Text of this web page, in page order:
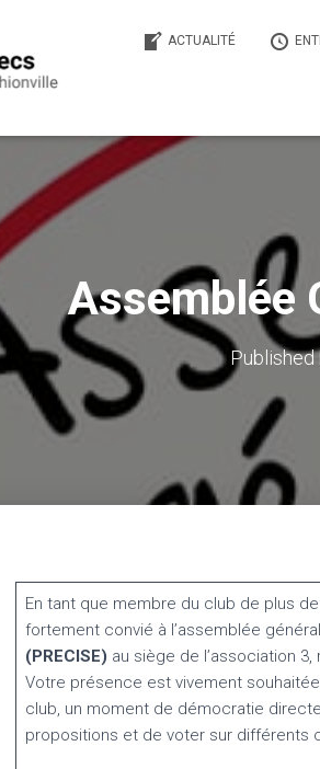
ACTUALITÉ
Assemblée
Published
En tant que membre du club de plus
fortement convié à l’assemblée
(PRECISE) au siège de l’association 3,
Votre présence est vivement
club, un moment de démocratie
propositions et de voter sur différents